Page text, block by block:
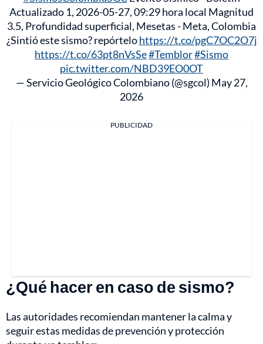
Actualizado 1, 2026-05-27, 09:29 hora local Magnitud
3.5, Profundidad superficial, Mesetas - Meta, Colombia
¿Sintió este sismo? repórtelohttps://t.co/pgC7OC2O7j
https://t.co/63pt8nVsSe#Temblor#Sismo
pic.twitter.com/NBD39EO0OT
— Servicio Geológico Colombiano (@sgcol) May 27,
2026
PUBLICIDAD
¿Qué hacer en caso de sismo?
Las autoridades recomiendan mantener la calma y
seguir estas medidas de prevención y protección